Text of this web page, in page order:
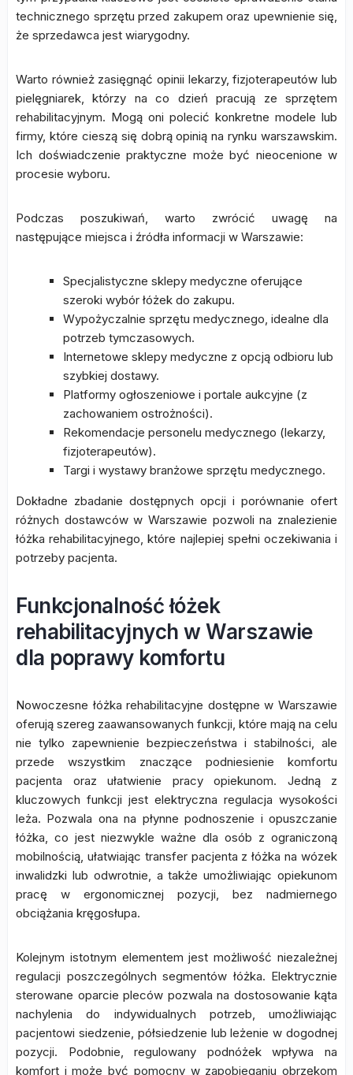
technicznego sprzętu przed zakupem oraz upewnienie się,
że sprzedawca jest wiarygodny.
Warto również zasięgnąć opinii lekarzy, fizjoterapeutów lub
pielęgniarek, którzy na co dzień pracują ze sprzętem
rehabilitacyjnym. Mogą oni polecić konkretne modele lub
firmy, które cieszą się dobrą opinią na rynku warszawskim.
Ich doświadczenie praktyczne może być nieocenione w
procesie wyboru.
Podczas poszukiwań, warto zwrócić uwagę na
następujące miejsca i źródła informacji w Warszawie:
Specjalistyczne sklepy medyczne oferujące
szeroki wybór łóżek do zakupu.
Wypożyczalnie sprzętu medycznego, idealne dla
potrzeb tymczasowych.
Internetowe sklepy medyczne z opcją odbioru lub
szybkiej dostawy.
Platformy ogłoszeniowe i portale aukcyjne (z
zachowaniem ostrożności).
Rekomendacje personelu medycznego (lekarzy,
fizjoterapeutów).
Targi i wystawy branżowe sprzętu medycznego.
Dokładne zbadanie dostępnych opcji i porównanie ofert
różnych dostawców w Warszawie pozwoli na znalezienie
łóżka rehabilitacyjnego, które najlepiej spełni oczekiwania i
potrzeby pacjenta.
Funkcjonalność łóżek
rehabilitacyjnych w Warszawie
dla poprawy komfortu
Nowoczesne łóżka rehabilitacyjne dostępne w Warszawie
oferują szereg zaawansowanych funkcji, które mają na celu
nie tylko zapewnienie bezpieczeństwa i stabilności, ale
przede wszystkim znaczące podniesienie komfortu
pacjenta oraz ułatwienie pracy opiekunom. Jedną z
kluczowych funkcji jest elektryczna regulacja wysokości
leża. Pozwala ona na płynne podnoszenie i opuszczanie
łóżka, co jest niezwykle ważne dla osób z ograniczoną
mobilnością, ułatwiając transfer pacjenta z łóżka na wózek
inwalidzki lub odwrotnie, a także umożliwiając opiekunom
pracę w ergonomicznej pozycji, bez nadmiernego
obciążania kręgosłupa.
Kolejnym istotnym elementem jest możliwość niezależnej
regulacji poszczególnych segmentów łóżka. Elektrycznie
sterowane oparcie pleców pozwala na dostosowanie kąta
nachylenia do indywidualnych potrzeb, umożliwiając
pacjentowi siedzenie, półsiedzenie lub leżenie w dogodnej
pozycji. Podobnie, regulowany podnóżek wpływa na
komfort i może być pomocny w zapobieganiu obrzękom